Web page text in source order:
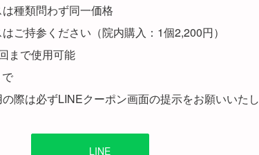
種類問わず同一価格
ご持参ください（院内購入：1個2,200円）
まで使用可能
際は必ずLINEクーポン画面の提示をお願いいたし
LINE